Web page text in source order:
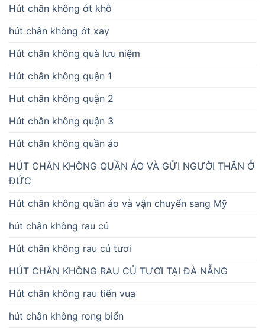
Hút chân không ớt khô
hút chân không ớt xay
Hút chân không quà lưu niệm
Hút chân không quận 1
Hut chân không quận 2
Hút chân không quận 3
Hút chân không quần áo
HÚT CHÂN KHÔNG QUẦN ÁO VÀ GỬI NGƯỜI THÂN Ở
ĐỨC
Hút chân không quần áo và vận chuyển sang Mỹ
hút chân không rau củ
Hút chân không rau củ tươi
HÚT CHÂN KHÔNG RAU CỦ TƯƠI TẠI ĐÀ NẴNG
Hút chân không rau tiến vua
hút chân không rong biển